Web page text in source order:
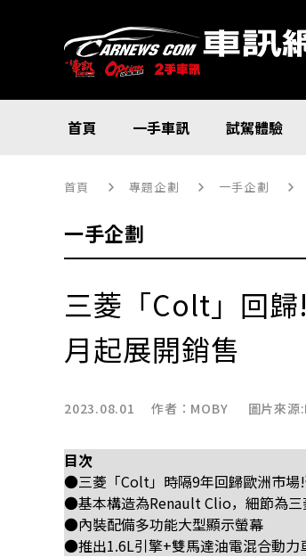
首頁 一手車訊 試駕體驗
首頁 專題企劃 一手企劃
一手企劃
三菱「Colt」回
月起展開銷售
2023.08.01 作者： MOBY 圖片來源
目次
●三菱「Colt」時隔9年回歸歐洲市場
●基本構造為Renault Clio，細節為三
●內裝配備多功能大型顯示螢幕
●推出1.6L引擎+雙馬達油電混合動力